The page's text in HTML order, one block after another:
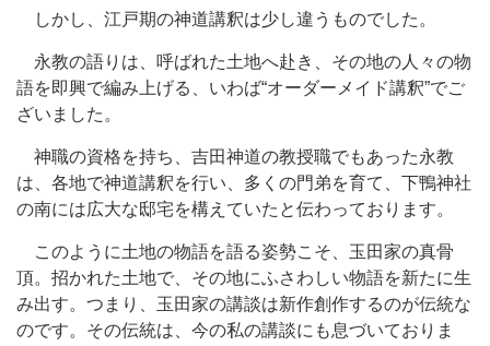
しかし、江戸期の神道講釈は少し違うものでした。
永教の語りは、呼ばれた土地へ赴き、その地の人々の物
語を即興で編み上げる、いわば“オーダーメイド講釈”でご
ざいました。
神職の資格を持ち、吉田神道の教授職でもあった永教
は、各地で神道講釈を行い、多くの門弟を育て、下鴨神社
の南には広大な邸宅を構えていたと伝わっております。
このように土地の物語を語る姿勢こそ、玉田家の真骨
頂。招かれた土地で、その地にふさわしい物語を新たに生
み出す。つまり、玉田家の講談は新作創作するのが伝統な
のです。その伝統は、今の私の講談にも息づいておりま